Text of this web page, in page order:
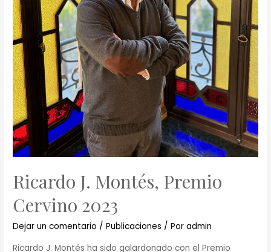
Ricardo J. Montés, Premio
Cervino 2023
Dejar un comentario /Publicaciones / Poradmin
Ricardo J. Montés ha sido galardonado con el Premio